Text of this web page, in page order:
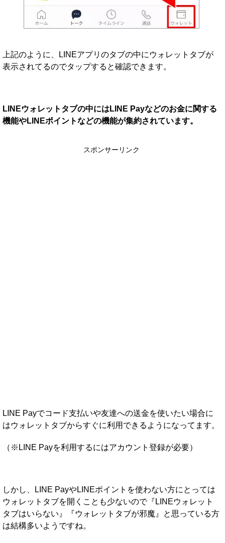
上記のように、LINEアプリのタブの中にウォレットタブが
表示されてるのでタップすると確認できます。
LINEウォレットタブの中にはLINE Payなどのお金に関する
機能やLINEポイントなどの機能が集約されています。
スポンサーリンク
LINE Payでコード支払いや友達への送金を使いたい場合に
はウォレットタブからすぐに利用できるようになってます。
（※LINE Payを利用するにはアカウント登録が必要）
しかし、LINE PayやLINEポイントを使わない方にとっては
ウォレットタブを開くことも少ないので『LINEウォレット
タブはいらない』『ウォレットタブが邪魔』と思っている方
は結構多いようですね。